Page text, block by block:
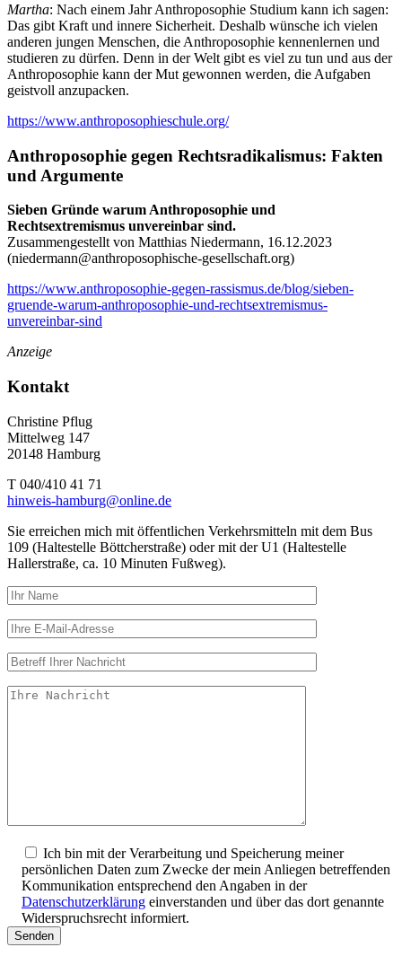
Martha: Nach einem Jahr Anthroposophie Studium kann ich sagen:
Das gibt Kraft und innere Sicherheit. Deshalb wünsche ich vielen
anderen jungen Menschen, die Anthroposophie kennenlernen und
studieren zu dürfen. Denn in der Welt gibt es viel zu tun und aus der
Anthroposophie kann der Mut gewonnen werden, die Aufgaben
geistvoll anzupacken.
https://www.anthroposophieschule.org/
Anthroposophie gegen Rechtsradikalismus: Fakten
und Argumente
Sieben Gründe warum Anthroposophie und
Rechtsextremismus unvereinbar sind.
Zusammengestellt von Matthias Niedermann, 16.12.2023
(niedermann@anthroposophische-gesellschaft.org)
https://www.anthroposophie-gegen-rassismus.de/blog/sieben-
gruende-warum-anthroposophie-und-rechtsextremismus-
unvereinbar-sind
Anzeige
Kontakt
Christine Pflug
Mittelweg 147
20148 Hamburg
T 040/410 41 71
hinweis-hamburg@online.de
Sie erreichen mich mit öffentlichen Verkehrsmitteln mit dem Bus
109 (Haltestelle Böttcherstraße) oder mit der U1 (Haltestelle
Hallerstraße, ca. 10 Minuten Fußweg).
Ich bin mit der Verarbeitung und Speicherung meiner
persönlichen Daten zum Zwecke der mein Anliegen betreffenden
Kommunikation entsprechend den Angaben in der
Datenschutzerklärung einverstanden und über das dort genannte
Widerspruchsrecht informiert.